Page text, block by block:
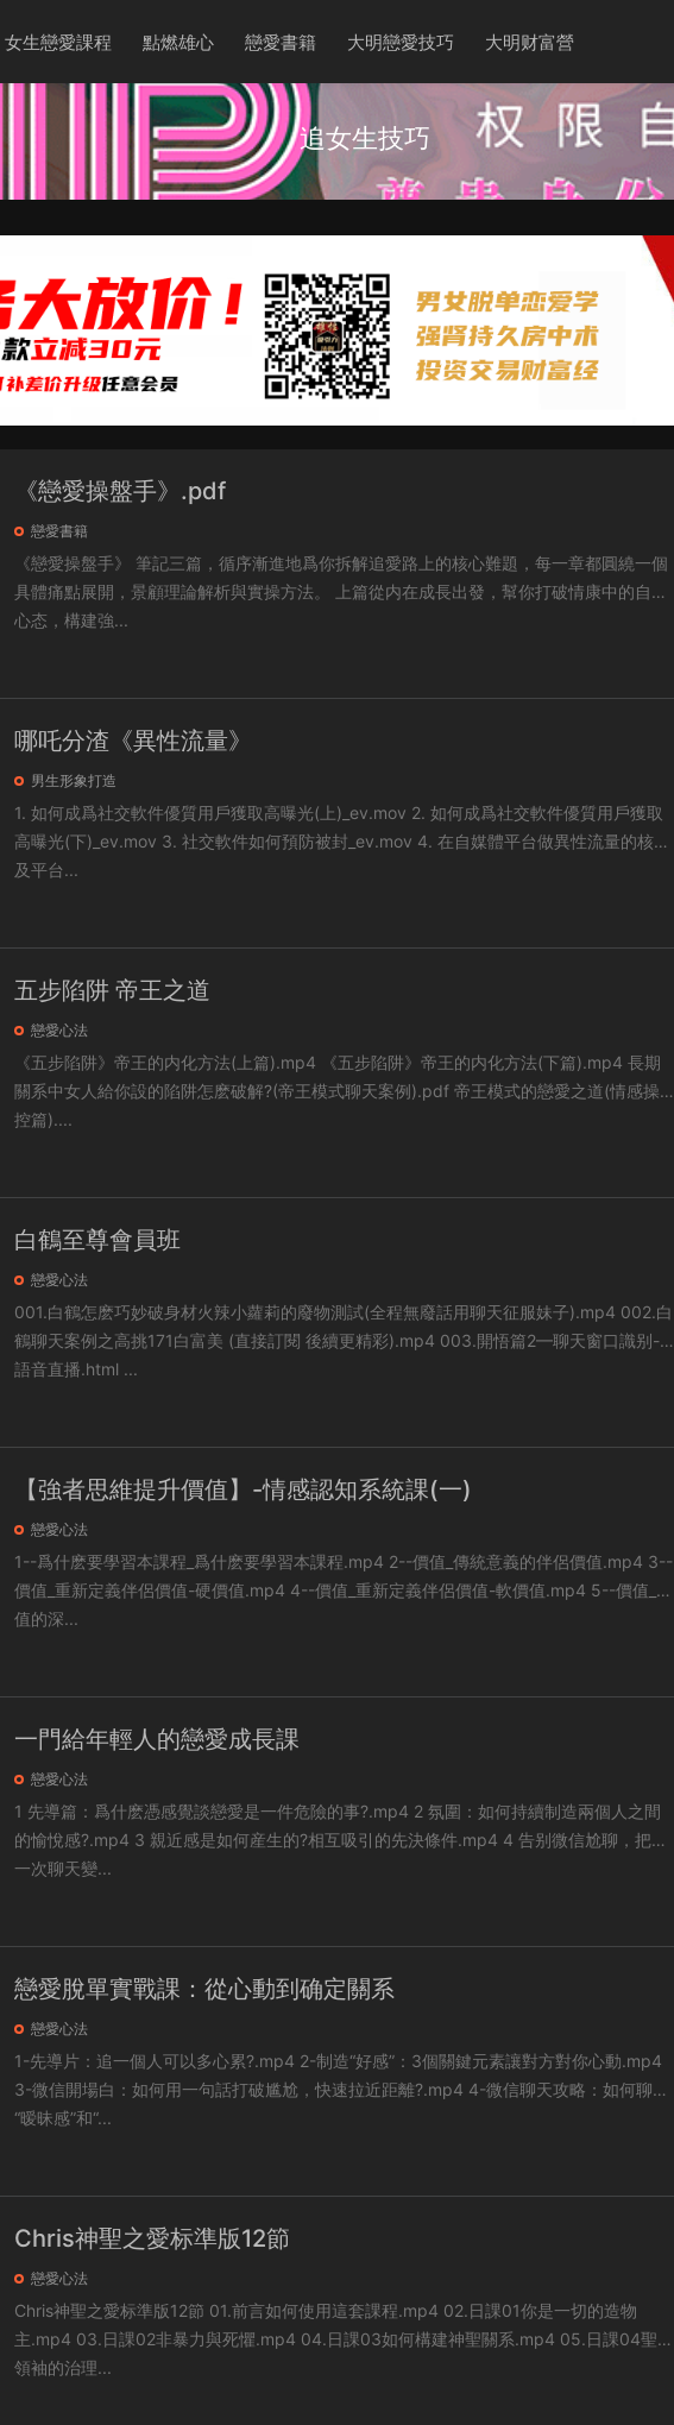
女生戀愛課程 點燃雄心 戀愛書籍 大明戀愛技巧 大明财富營
追女生技巧
《戀愛操盤手》.pdf
戀愛書籍
《戀愛操盤手》 筆記三篇，循序漸進地爲你拆解追愛路上的核心難題，每一章都圓繞一個
具體痛點展開，景顧理論解析與實操方法。 上篇從内在成長出發，幫你打破情康中的自卑
心态，構建強...
哪吒分渣《異性流量》
男生形象打造
1. 如何成爲社交軟件優質用戶獲取高曝光(上)_ev.mov 2. 如何成爲社交軟件優質用戶獲取
高曝光(下)_ev.mov 3. 社交軟件如何預防被封_ev.mov 4. 在自媒體平台做異性流量的核心
及平台...
五步陷阱 帝王之道
戀愛心法
《五步陷阱》帝王的内化方法(上篇).mp4 《五步陷阱》帝王的内化方法(下篇).mp4 長期
關系中女人給你設的陷阱怎麽破解?(帝王模式聊天案例).pdf 帝王模式的戀愛之道(情感操
控篇)....
白鶴至尊會員班
戀愛心法
001.白鶴怎麽巧妙破身材火辣小蘿莉的廢物測試(全程無廢話用聊天征服妹子).mp4 002.白
鶴聊天案例之高挑171白富美 (直接訂閱 後續更精彩).mp4 003.開悟篇2—聊天窗口識别-
語音直播.html ...
【強者思維提升價值】-情感認知系統課(一)
戀愛心法
1--爲什麽要學習本課程_爲什麽要學習本課程.mp4 2--價值_傳統意義的伴侶價值.mp4 3--
價值_重新定義伴侶價值-硬價值.mp4 4--價值_重新定義伴侶價值-軟價值.mp4 5--價值_價
值的深...
一門給年輕人的戀愛成長課
戀愛心法
1 先導篇：爲什麽憑感覺談戀愛是一件危險的事?.mp4 2 氛圍：如何持續制造兩個人之間
的愉悅感?.mp4 3 親近感是如何産生的?相互吸引的先決條件.mp4 4 告别微信尬聊，把每
一次聊天變...
戀愛脫單實戰課：從心動到确定關系
戀愛心法
1-先導片：追一個人可以多心累?.mp4 2-制造“好感”：3個關鍵元素讓對方對你心動.mp4
3-微信開場白：如何用一句話打破尴尬，快速拉近距離?.mp4 4-微信聊天攻略：如何聊出
“暧昧感”和“...
Chris神聖之愛标準版12節
戀愛心法
Chris神聖之愛标準版12節 01.前言如何使用這套課程.mp4 02.日課01你是一切的造物
主.mp4 03.日課02非暴力與死懼.mp4 04.日課03如何構建神聖關系.mp4 05.日課04聖者
領袖的治理...